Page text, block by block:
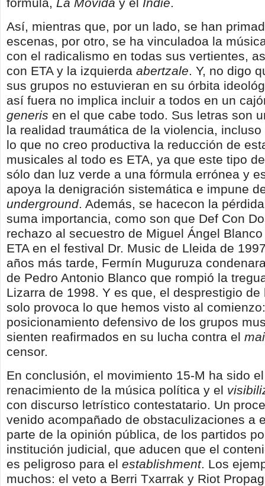
Así, mientras que, por un lado, se han
escenas, por otro, se ha vinculadoa la
con el radicalismo en todas sus vertientes,
con ETA y la izquierda abertzale. Y, no digo
sus grupos no estuvieran en su órbita
así fuera no implica incluir a todos en un
generis en el que cabe todo. Sus letras son
la realidad traumática de la violencia,
lo que no creo productiva la reducción de
musicales al todo es ETA, ya que este tipo
sólo dan luz verde a una fórmula errónea y
apoya la denigración sistemática e impune
underground. Además, se hacecon la
suma importancia, como son que Def Con
rechazo al secuestro de Miguel Ángel
ETA en el festival Dr. Music de Lleida de
años más tarde, Fermín Muguruza
de Pedro Antonio Blanco que rompió la
Lizarra de 1998. Y es que, el desprestigio
solo provoca lo que hemos visto al
posicionamiento defensivo de los grupos
sienten reafirmados en su lucha contra el
censor.
En conclusión, el movimiento 15-M ha sido
renacimiento de la música política y el
con discurso letrístico contestatario. Un
venido acompañado de obstaculizaciones a
parte de la opinión pública, de los partidos
institución judicial, que aducen que el
es peligroso para el establishment. Los
muchos: el veto a Berri Txarrak y Riot